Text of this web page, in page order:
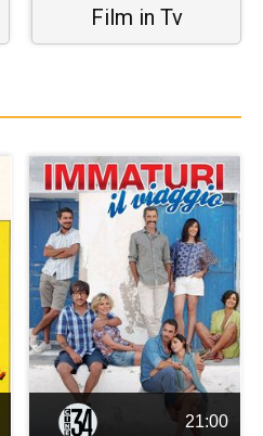
Film in Tv
21:00